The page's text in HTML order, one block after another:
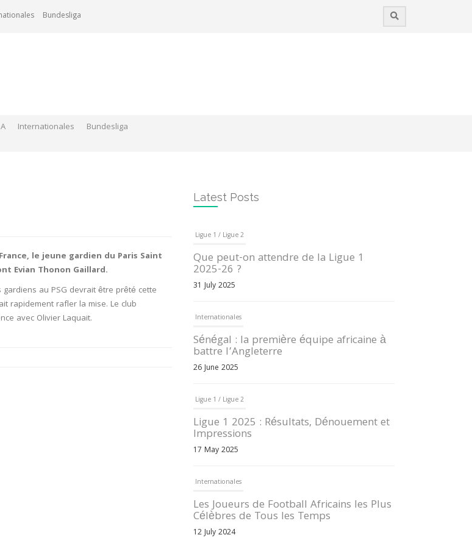
Bundesliga
Internationales Bundesliga
le jeune gardien du Paris Saint
Evian Thonon Gaillard.
au PSG devrait être prêté cette
rapidement rafler la mise. Le club
avec Olivier Laquait.
Latest Posts
Ligue 1 / Ligue 2
Que peut-on attendre de la Ligue 1
2025-26 ?
31 July 2025
Internationales
Sénégal : la première équipe africaine à
battre l’Angleterre
26 June 2025
Ligue 1 / Ligue 2
Ligue 1 2025 : Résultats, Dénouement et
Impressions
17 May 2025
Internationales
Les Joueurs de Football Africains les Plus
Célèbres de Tous les Temps
12 July 2024